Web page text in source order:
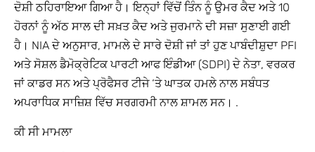
ਦੋਸ਼ੀ ਠਹਿਰਾਇਆ ਗਿਆ ਹੈ। ਇਨ੍ਹਾਂ ਵਿੱਚੋਂ ਤਿੰਨ ਨੂੰ ਉਮਰ ਕੈਦ ਅਤੇ 10
ਹੋਰਨਾਂ ਨੂੰ ਅੱਠ ਸਾਲ ਦੀ ਸਖ਼ਤ ਕੈਦ ਅਤੇ ਜੁਰਮਾਨੇ ਦੀ ਸਜ਼ਾ ਸੁਣਾਈ ਗਈ
ਹੈ। NIA ਦੇ ਅਨੁਸਾਰ, ਮਾਮਲੇ ਦੇ ਸਾਰੇ ਦੋਸ਼ੀ ਜਾਂ ਤਾਂ ਹੁਣ ਪਾਬੰਦੀਸ਼ੁਦਾ PFI
ਅਤੇ ਸੋਸ਼ਲ ਡੈਮੋਕ੍ਰੇਟਿਕ ਪਾਰਟੀ ਆਫ ਇੰਡੀਆ (SDPI) ਦੇ ਨੇਤਾ, ਵਰਕਰ
ਜਾਂ ਕਾਡਰ ਸਨ ਅਤੇ ਪ੍ਰੋਫੈਸਰ ਟੀਜੇ ‘ਤੇ ਘਾਤਕ ਹਮਲੇ ਨਾਲ ਸਬੰਧਤ
ਅਪਰਾਧਿਕ ਸਾਜ਼ਿਸ਼ ਵਿੱਚ ਸਰਗਰਮੀ ਨਾਲ ਸ਼ਾਮਲ ਸਨ। .
ਕੀ ਸੀ ਮਾਮਲਾ